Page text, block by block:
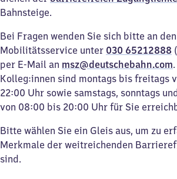
Bahnsteige.
Bei Fragen wenden Sie sich bitte an den
Mobilitätsservice unter 030 65212888
per E-Mail an msz@deutschebahn.com
Kolleg:innen sind montags bis freitags
22:00 Uhr sowie samstags, sonntags
von 08:00 bis 20:00 Uhr für Sie
Bitte wählen Sie ein Gleis aus, um zu
Merkmale der weitreichenden
sind.